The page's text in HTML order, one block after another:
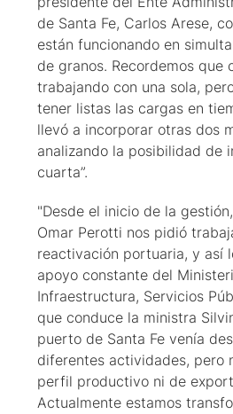
de Santa Fe, Carlos Arese,
están funcionando en
de granos. Recordemos que
trabajando con una sola,
tener listas las cargas en
llevó a incorporar otras dos
analizando la posibilidad de
cuarta”.
"Desde el inicio de la
Omar Perotti nos pidió
reactivación portuaria, y así
apoyo constante del
Infraestructura, Servicios
que conduce la ministra
puerto de Santa Fe venía
diferentes actividades, pero
perfil productivo ni de
Actualmente estamos